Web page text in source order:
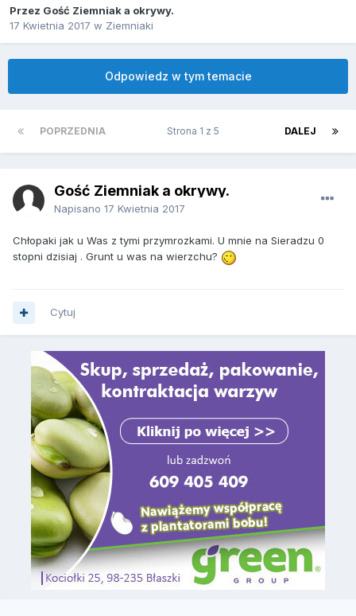
Przez Gość Ziemniak a okrywy.
17 Kwietnia 2017 w Ziemniaki
Odpowiedz w tym temacie
POPRZEDNIA DALEJ
Strona 1 z 5
Gość Ziemniak a okrywy.
Napisano 17 Kwietnia 2017
Chłopaki jak u Was z tymi przymrozkami. U mnie na Sieradzu 0
stopni dzisiaj . Grunt u was na wierzchu?
Cytuj